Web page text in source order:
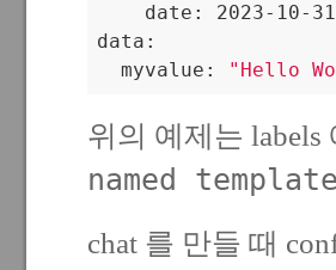
    date: 2023-10-31
data:
  myvalue:
"Hello
위의 예제는 labels
named template
chat 를 만들 때